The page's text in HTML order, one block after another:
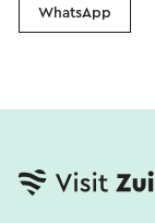
WhatsApp